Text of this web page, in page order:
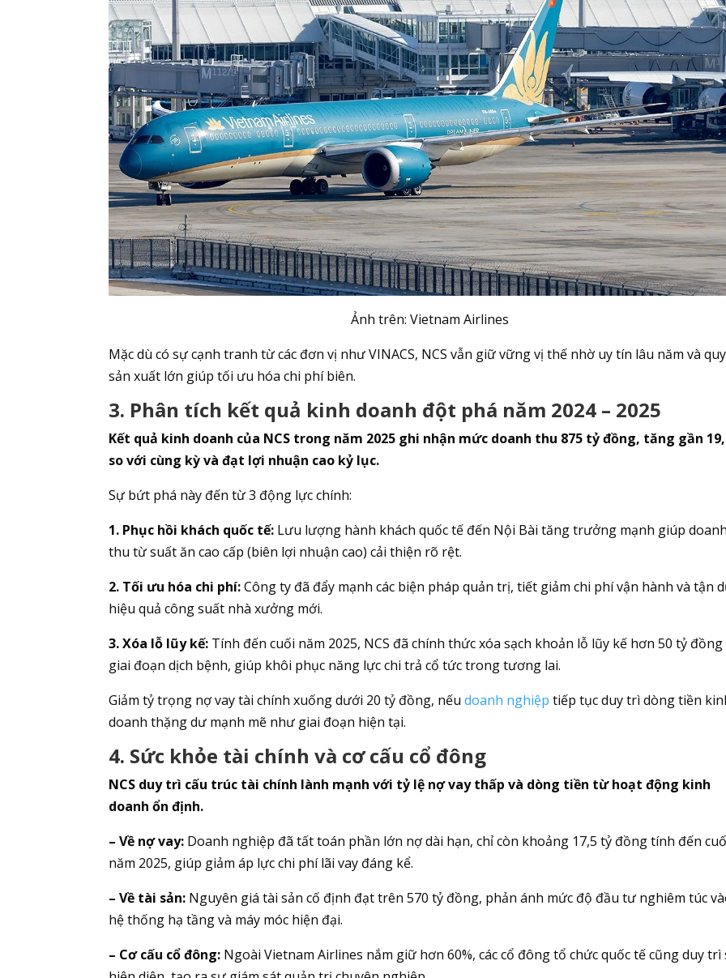
Ảnh trên: Vietnam Airlines
Mặc dù có sự cạnh tranh từ các đơn vị như VINACS, NCS vẫn giữ vững vị thế nhờ uy tín lâu năm và
sản xuất lớn giúp tối ưu hóa chi phí biên.
3. Phân tích kết quả kinh doanh đột phá năm 2024 – 2025
Kết quả kinh doanh của NCS trong năm 2025 ghi nhận mức doanh thu 875 tỷ đồng, tăng gần
so với cùng kỳ và đạt lợi nhuận cao kỷ lục.
Sự bứt phá này đến từ 3 động lực chính:
1. Phục hồi khách quốc tế: Lưu lượng hành khách quốc tế đến Nội Bài tăng trưởng mạnh giúp
thu từ suất ăn cao cấp (biên lợi nhuận cao) cải thiện rõ rệt.
2. Tối ưu hóa chi phí:Công ty đã đẩy mạnh các biện pháp quản trị, tiết giảm chi phí vận hành và tận
hiệu quả công suất nhà xưởng mới.
3. Xóa lỗ lũy kế: Tính đến cuối năm 2025, NCS đã chính thức xóa sạch khoản lỗ lũy kế hơn 50 tỷ
giai đoạn dịch bệnh, giúp khôi phục năng lực chi trả cổ tức trong tương lai.
Giảm tỷ trọng nợ vay tài chính xuống dưới 20 tỷ đồng, nếudoanh nghiệp tiếp tục duy trì dòng tiền
doanh thặng dư mạnh mẽ như giai đoạn hiện tại.
4. Sức khỏe tài chính và cơ cấu cổ đông
NCS duy trì cấu trúc tài chính lành mạnh với tỷ lệ nợ vay thấp và dòng tiền từ hoạt động kinh
doanh ổn định.
– Về nợ vay: Doanh nghiệp đã tất toán phần lớn nợ dài hạn, chỉ còn khoảng 17,5 tỷ đồng tính đến
năm 2025, giúp giảm áp lực chi phí lãi vay đáng kể.
– Về tài sản: Nguyên giá tài sản cố định đạt trên 570 tỷ đồng, phản ánh mức độ đầu tư nghiêm túc
hệ thống hạ tầng và máy móc hiện đại.
– Cơ cấu cổ đông: Ngoài Vietnam Airlines nắm giữ hơn 60%, các cổ đông tổ chức quốc tế cũng duy trì